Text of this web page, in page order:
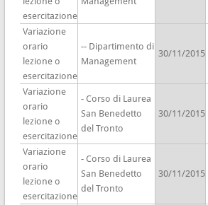
esercitazione
Variazione
orario
lezione o
esercitazione
-- Dipartimento di
Management
30/11/2015
Variazione
orario
lezione o
esercitazione
- Corso di Laurea
San Benedetto
del Tronto
30/11/2015
Variazione
orario
lezione o
esercitazione
- Corso di Laurea
San Benedetto
del Tronto
30/11/2015